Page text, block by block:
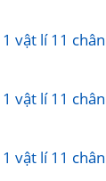
vật lí 11
vật lí 11
vật lí 11